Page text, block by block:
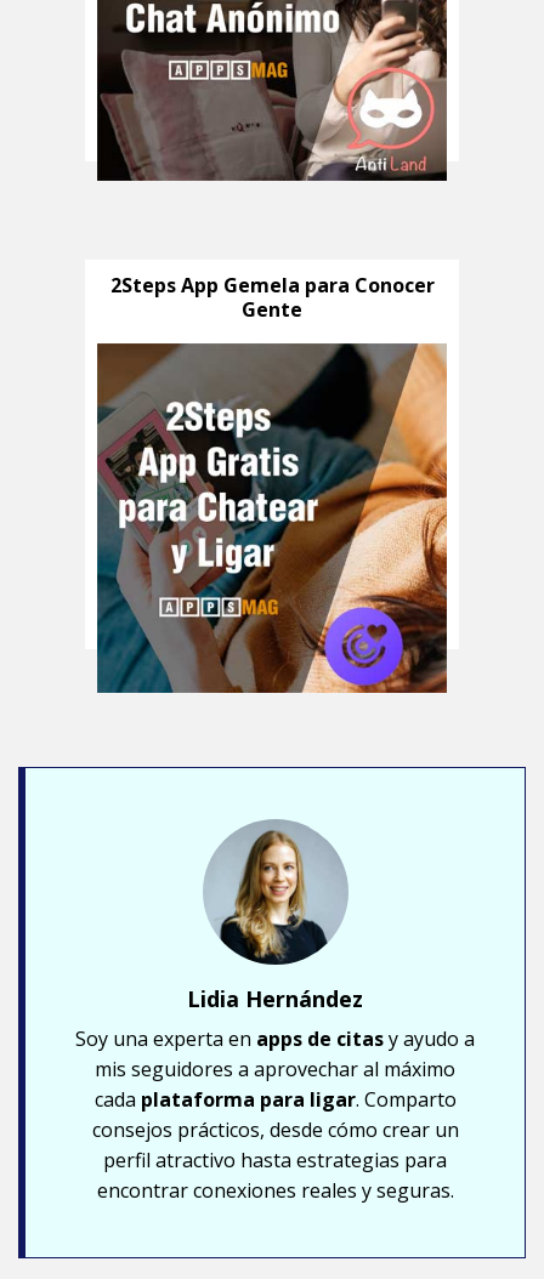
2Steps App Gemela para Conocer
Gente
Lidia Hernández
Soy una experta en apps de citasy ayudo a
mis seguidores a aprovechar al máximo
cada plataforma para ligar. Comparto
consejos prácticos, desde cómo crear un
perfil atractivo hasta estrategias para
encontrar conexiones reales y seguras.